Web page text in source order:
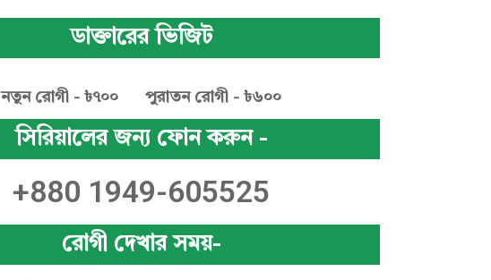
ডাক্তারের ভিজিট
নতুন রোগী - ৳৭০০ পুরাতন রোগী - ৳৬০০
সিরিয়ালের জন্য ফোন করুন -
+880 1949-605525
রোগী দেখার সময়-